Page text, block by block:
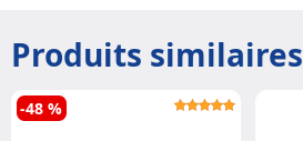
Produits similaires
-48 %